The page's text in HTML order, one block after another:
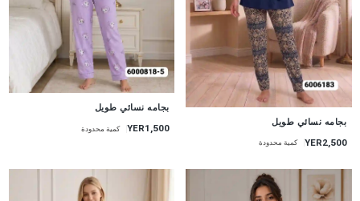
بجامه نسائي طويل
YER2,500 كمية محدودة
بجامه نسائي طويل
YER1,500 كمية محدودة